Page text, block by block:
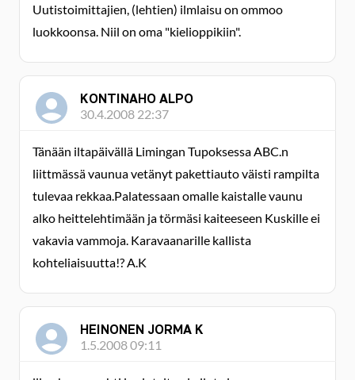
Uutistoimittajien, (lehtien) ilmlaisu on ommoo
luokkoonsa. Niil on oma "kielioppikiin".
KONTINAHO ALPO
30.4.2008 22:37
Tänään iltapäivällä Limingan Tupoksessa ABC.n
liittmässä vaunua vetänyt pakettiauto väisti rampilta
tulevaa rekkaa.Palatessaan omalle kaistalle vaunu
alko heittelehtimään ja törmäsi kaiteeseen Kuskille ei
vakavia vammoja. Karavaanarille kallista
kohteliaisuutta!? A.K
HEINONEN JORMA K
1.5.2008 09:11